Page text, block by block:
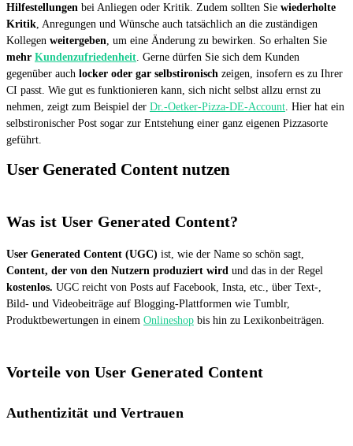
Hilfestellungen bei Anliegen oder Kritik. Zudem sollten Sie wiederholte
Kritik , Anregungen und Wünsche auch tatsächlich an die zuständigen
Kollegen weitergeben , um eine Änderung zu bewirken. So erhalten Sie
mehr Kundenzufriedenheit . Gerne dürfen Sie sich dem Kunden
gegenüber auch locker oder gar selbstironisch zeigen, insofern es zu Ihrer
CI passt. Wie gut es funktionieren kann, sich nicht selbst allzu ernst zu
nehmen, zeigt zum Beispiel der Dr.-Oetker-Pizza-DE-Account . Hier hat ein
selbstironischer Post sogar zur Entstehung einer ganz eigenen Pizzasorte
geführt.
User Generated Content nutzen
Was ist User Generated Content?
User Generated Content (UGC) ist, wie der Name so schön sagt,
Content, der von den Nutzern produziert wird und das in der Regel
kostenlos. UGC reicht von Posts auf Facebook, Insta, etc., über Text-,
Bild- und Videobeiträge auf Blogging-Plattformen wie Tumblr,
Produktbewertungen in einem Onlineshop bis hin zu Lexikonbeiträgen.
Vorteile von User Generated Content
Authentizität und Vertrauen